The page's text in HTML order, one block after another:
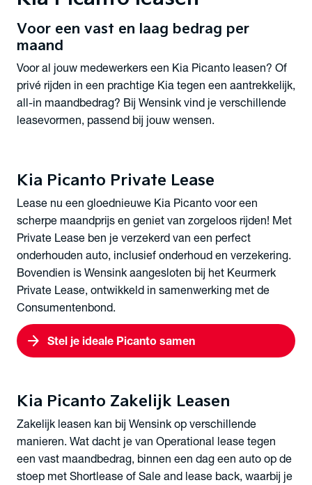
Voor een vast en laag bedrag per
maand
Voor al jouw medewerkers een Kia Picanto leasen? Of
privé rijden in een prachtige Kia tegen een aantrekkelijk,
all-in maandbedrag? Bij Wensink vind je verschillende
leasevormen, passend bij jouw wensen.
Kia Picanto Private Lease
Lease nu een gloednieuwe Kia Picanto voor een
scherpe maandprijs en geniet van zorgeloos rijden! Met
Private Lease ben je verzekerd van een perfect
onderhouden auto, inclusief onderhoud en verzekering.
Bovendien is Wensink aangesloten bij het Keurmerk
Private Lease, ontwikkeld in samenwerking met de
Consumentenbond.
arrow_forward Stel je ideale Picanto samen
Kia Picanto Zakelijk Leasen
Zakelijk leasen kan bij Wensink op verschillende
manieren. Wat dacht je van Operational lease tegen
een vast maandbedrag, binnen een dag een auto op de
stoep met Shortlease of Sale and lease back, waarbij je